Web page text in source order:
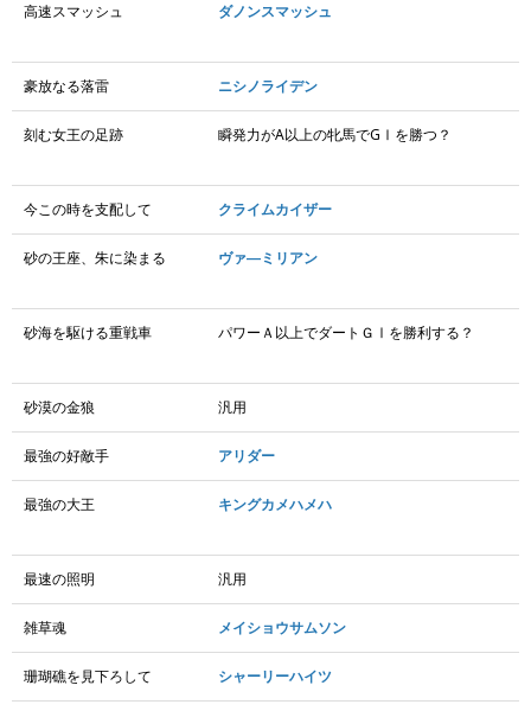
高速スマッシュ ダノンスマッシュ
豪放なる落雷 ニシノライデン
刻む女王の足跡 瞬発力がA以上の牝馬でGⅠを勝つ？
今この時を支配して クライムカイザー
砂の王座、朱に染まる ヴァ―ミリアン
砂海を駆ける重戦車 パワーＡ以上でダートＧⅠを勝利する？
砂漠の金狼 汎用
最強の好敵手 アリダー
最強の大王 キングカメハメハ
最速の照明 汎用
雑草魂 メイショウサムソン
珊瑚礁を見下ろして シャーリーハイツ